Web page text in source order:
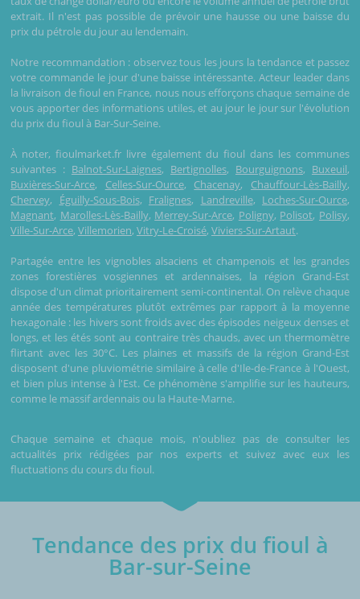
extrait. Il n'est pas possible de prévoir une hausse ou une baisse du
prix du pétrole du jour au lendemain.
Notre recommandation : observez tous les jours la tendance et passez
votre commande le jour d'une baisse intéressante. Acteur leader dans
la livraison de fioul en France, nous nous efforçons chaque semaine de
vous apporter des informations utiles, et au jour le jour sur l'évolution
du prix du fioul à Bar-Sur-Seine.
À noter, fioulmarket.fr livre également du fioul dans les communes
suivantes : Balnot-Sur-Laignes, Bertignolles, Bourguignons, Buxeuil,
Buxières-Sur-Arce, Celles-Sur-Ource, Chacenay, Chauffour-Lès-Bailly,
Chervey, Éguilly-Sous-Bois, Fralignes, Landreville, Loches-Sur-Ource,
Magnant, Marolles-Lès-Bailly, Merrey-Sur-Arce, Poligny, Polisot, Polisy,
Ville-Sur-Arce, Villemorien, Vitry-Le-Croisé, Viviers-Sur-Artaut.
Partagée entre les vignobles alsaciens et champenois et les grandes
zones forestières vosgiennes et ardennaises, la région Grand-Est
dispose d'un climat prioritairement semi-continental. On relève chaque
année des températures plutôt extrêmes par rapport à la moyenne
hexagonale : les hivers sont froids avec des épisodes neigeux denses et
longs, et les étés sont au contraire très chauds, avec un thermomètre
flirtant avec les 30°C. Les plaines et massifs de la région Grand-Est
disposent d'une pluviométrie similaire à celle d'Ile-de-France à l'Ouest,
et bien plus intense à l'Est. Ce phénomène s'amplifie sur les hauteurs,
comme le massif ardennais ou la Haute-Marne.
Chaque semaine et chaque mois, n'oubliez pas de consulter les
actualités prix rédigées par nos experts et suivez avec eux les
fluctuations du cours du fioul.
Tendance des prix du fioul à
Bar-sur-Seine